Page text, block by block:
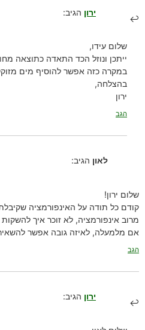
ירון הגיב:
שלום עידו,
ייתכן ונוזל הכד התאדה כתוצאה
במקרה כזה אפשר להוסיף מים מזוקקים עד
בהצלחה,
ירון
הגב
לאון הגיב:
שלום ירון!
קודם כל תודה על האינפורמציה
מרוב אינפורמציה, לא זוכר איך
אם מלמעלה, לאיזה גובה אפשר
הגב
ירון הגיב: